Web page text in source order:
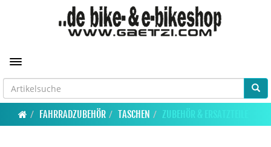
Toggle navigation
FAHRRADZUBEHÖR TASCHEN ZUBEHÖR & ERSATZTEILE